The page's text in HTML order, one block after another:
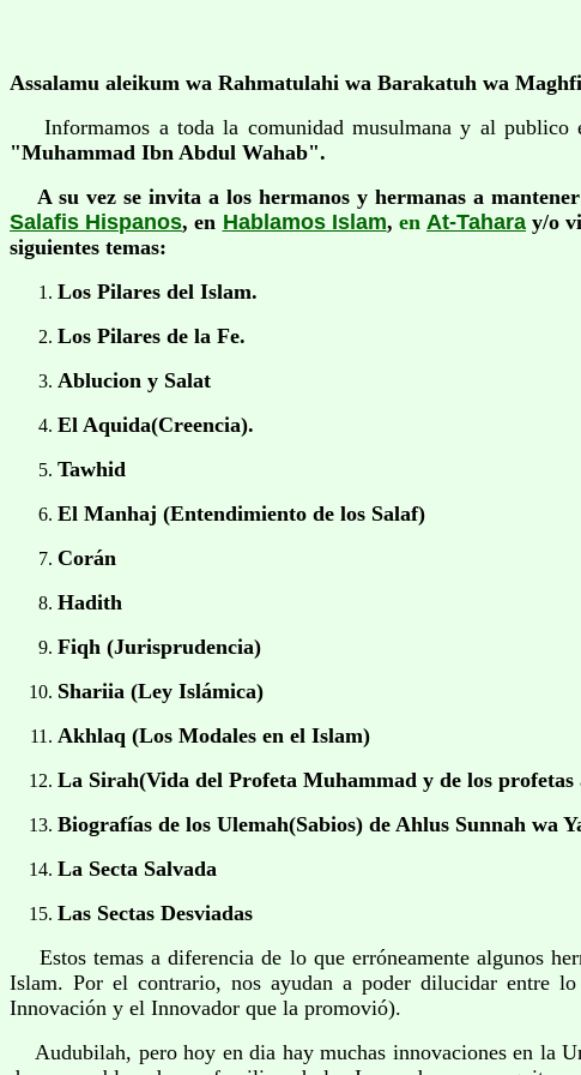
Assalamu aleikum wa Rahmatulahi wa Barakatuh wa
Informamos a toda la comunidad musulmana y al publico
"Muhammad Ibn Abdul Wahab".
A su vez se invita a los hermanos y hermanas a
Salafis Hispanos, en Hablamos Islam, en At-Tahara y/o
siguientes temas:
Los Pilares del Islam.
Los Pilares de la Fe.
Ablucion y Salat
El Aquida(Creencia).
Tawhid
El Manhaj (Entendimiento de los Salaf)
Corán
Hadith
Fiqh (Jurisprudencia)
Shariia (Ley Islámica)
Akhlaq (Los Modales en el Islam)
La Sirah(Vida del Profeta Muhammad y de los
Biografías de los Ulemah(Sabios) de Ahlus Sunnah wa
La Secta Salvada
Las Sectas Desviadas
Estos temas a diferencia de lo que erróneamente algunos
Islam. Por el contrario, nos ayudan a poder dilucidar entre
Innovación y el Innovador que la promovió).
Audubilah, pero hoy en dia hay muchas innovaciones en la